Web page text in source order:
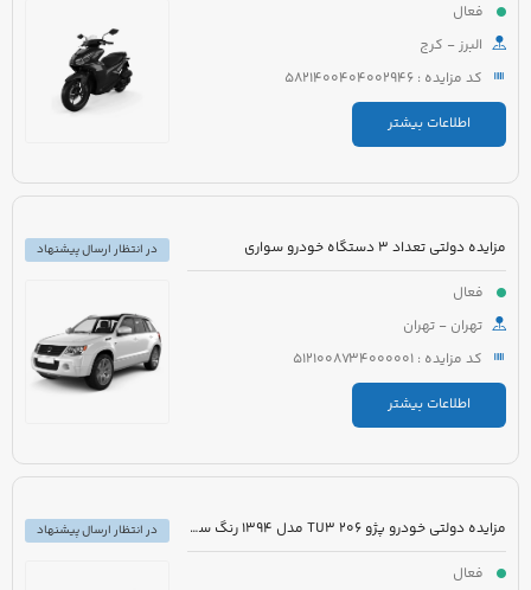
فعال
البرز - کرج
کد مزایده : 5821400404002946
اطلاعات بیشتر
مزایده دولتی تعداد 3 دستگاه خودرو سواری
فعال
تهران - تهران
کد مزایده : 5121008734000001
اطلاعات بیشتر
در انتظار ارسال پیشنهاد
مزایده دولتی خودرو پژو 206 TU3 مدل 1394 رنگ سفید
فعال
در انتظار ارسال پیشنهاد